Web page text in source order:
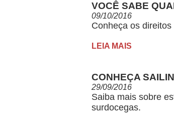
VOCÊ SABE
09/10/2016
Conheça os
LEIA MAIS
CONHEÇA
29/09/2016
Saiba mais sobre
surdocegas.